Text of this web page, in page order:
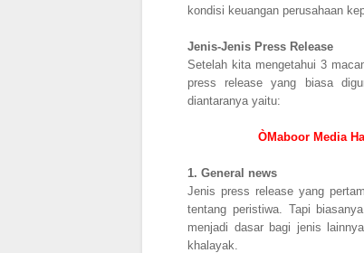
kondisi keuangan perusahaan
Jenis-Jenis Press Release
Setelah kita mengetahui 3
press release yang biasa
diantaranya yaitu:
ÒMaboor Media
1. General news
Jenis press release yang
tentang peristiwa. Tapi
menjadi dasar bagi jenis
khalayak.